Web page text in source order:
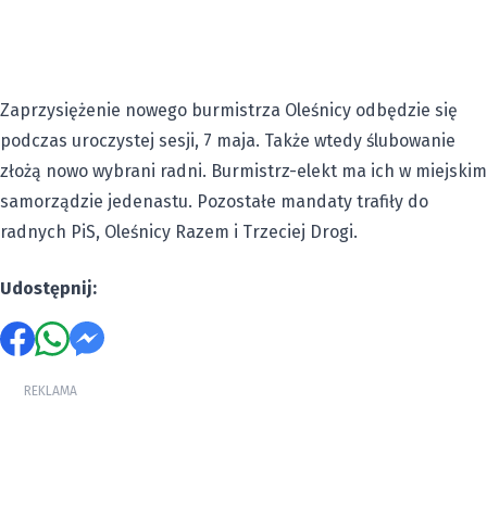
Zaprzysiężenie nowego burmistrza Oleśnicy odbędzie się
podczas uroczystej sesji, 7 maja. Także wtedy ślubowanie
złożą nowo wybrani radni. Burmistrz-elekt ma ich w miejskim
samorządzie jedenastu. Pozostałe mandaty trafiły do
radnych PiS, Oleśnicy Razem i Trzeciej Drogi.
Udostępnij:
REKLAMA